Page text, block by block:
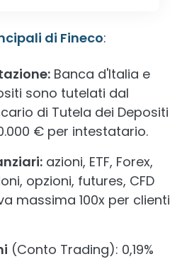
di Fineco:
Banca d'Italia e
sono tutelati dal
di Tutela dei Depositi
€ per intestatario.
azioni, ETF, Forex,
opzioni, futures, CFD
massima 100x per clienti
(Conto Trading): 0,19%